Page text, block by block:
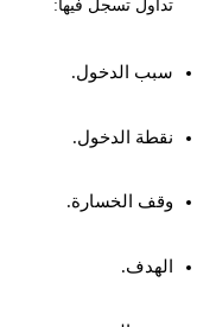
تداول تسجل فيها:
سبب الدخول.
نقطة الدخول.
وقف الخسارة.
الهدف.